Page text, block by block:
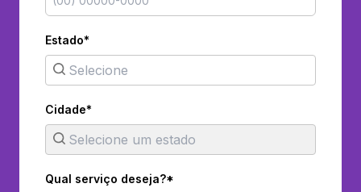
Estado*
Cidade*
Qual serviço deseja?*